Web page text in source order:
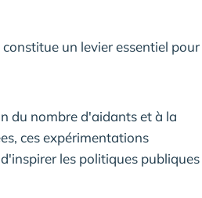
un levier essentiel pour
du nombre d'aidants et à la
ces expérimentations
les politiques publiques